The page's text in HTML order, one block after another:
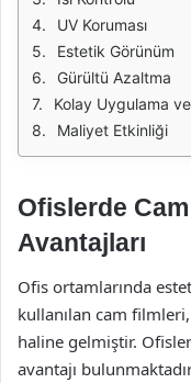
UV Koruması
Estetik Görünüm
Gürültü Azaltma
Kolay Uygulama ve
Maliyet Etkinliği
Ofislerde
Avantajları
Ofis ortamlarında
kullanılan cam
haline gelmiştir.
avantajı